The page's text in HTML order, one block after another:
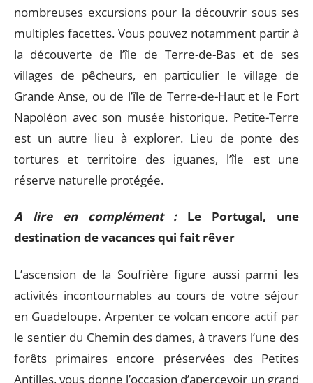
nombreuses excursions pour la découvrir sous ses
multiples facettes. Vous pouvez notamment partir à
la découverte de l’île de Terre-de-Bas et de ses
villages de pêcheurs, en particulier le village de
Grande Anse, ou de l’île de Terre-de-Haut et le Fort
Napoléon avec son musée historique. Petite-Terre
est un autre lieu à explorer. Lieu de ponte des
tortures et territoire des iguanes, l’île est une
réserve naturelle protégée.
A lire en complément :
Le Portugal, une
destination de vacances qui fait rêver
L’ascension de la Soufrière figure aussi parmi les
activités incontournables au cours de votre séjour
en Guadeloupe. Arpenter ce volcan encore actif par
le sentier du Chemin des dames, à travers l’une des
forêts primaires encore préservées des Petites
Antilles, vous donne l’occasion d’apercevoir un grand